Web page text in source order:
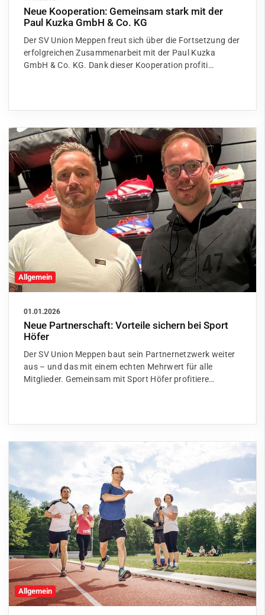
Neue Kooperation: Gemeinsam stark mit der
Paul Kuzka GmbH & Co. KG
Der SV Union Meppen freut sich über die Fortsetzung der
erfolgreichen Zusammenarbeit mit der Paul Kuzka
GmbH & Co. KG. Dank dieser Kooperation profiti…
Allgemein
01.01.2026
Neue Partnerschaft: Vorteile sichern bei Sport
Höfer
Der SV Union Meppen baut sein Partnernetzwerk weiter
aus – und das mit einem echten Mehrwert für alle
Mitglieder. Gemeinsam mit Sport Höfer profitiere…
Allgemein